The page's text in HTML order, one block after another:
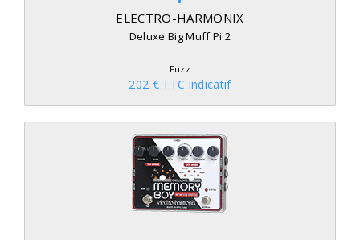
ELECTRO-HARMONIX
Deluxe Big Muff Pi 2
Fuzz
202 € TTC indicatif